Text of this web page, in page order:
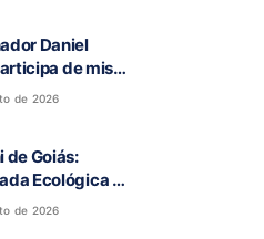
Daniel
de missa
durante
de 2026
de Goiás:
Ecológica da
grande público
de 2026